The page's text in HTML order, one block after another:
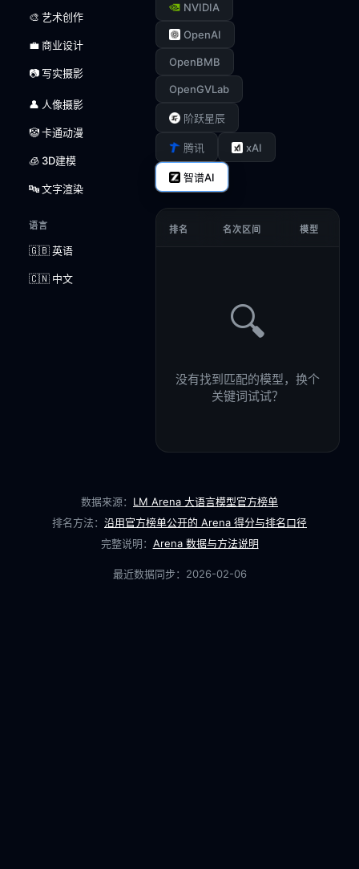
🎨 艺术创作
💼 商业设计
📷 写实摄影
👤 人像摄影
🤡 卡通动漫
🧊 3D建模
🔤 文字渲染
语言
🇬🇧 英语
🇨🇳 中文
NVIDIA
OpenAI
OpenBMB
OpenGVLab
阶跃星辰
腾讯 xAI
智谱AI
排名 名次区间 模型
🔍
没有找到匹配的模型，换个
关键词试试？
数据来源： LM Arena 大语言模型官方榜单
排名方法： 沿用官方榜单公开的 Arena 得分与排名口径
完整说明： Arena 数据与方法说明
最近数据同步： 2026-02-06